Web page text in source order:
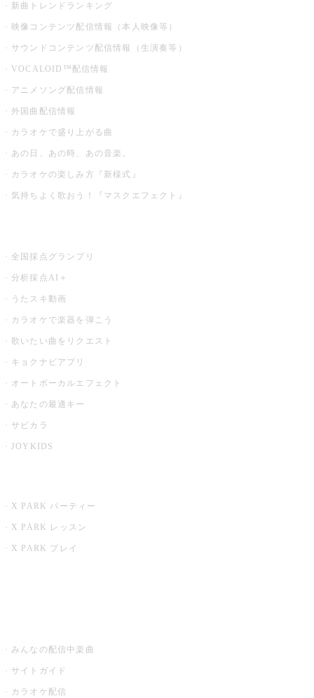
新曲トレンドランキング
映像コンテンツ配信情報（本人映像等）
サウンドコンテンツ配信情報（生演奏等）
VOCALOID™配信情報
アニメソング配信情報
外国曲配信情報
カラオケで盛り上がる曲
あの日、あの時、あの音楽。
カラオケの楽しみ方『新様式』
気持ちよく歌おう！『マスクエフェクト』
全国採点グランプリ
分析採点AI＋
うたスキ動画
カラオケで楽器を弾こう
歌いたい曲をリクエスト
キョクナビアプリ
オートボーカルエフェクト
あなたの最適キー
サビカラ
JOYKIDS
X PARK パーティー
X PARK レッスン
X PARK プレイ
みんなの配信中楽曲
サイトガイド
カラオケ配信